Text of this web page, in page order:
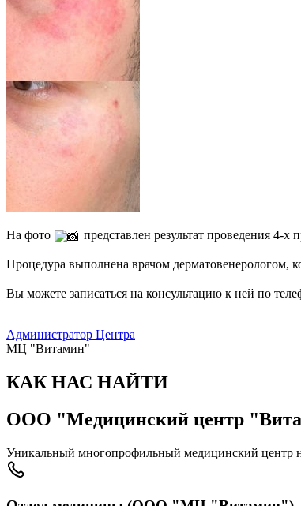
На фото представлен результат проведения 4-х
Процедура выполнена врачом дерматовенерологом,
Вы можете записаться на консультацию к ней по
Администратор Центра
МЦ "Витамин"
КАК НАС НАЙТИ
ООО "Медицинский центр
Уникальный многопрофильный медицинский центр